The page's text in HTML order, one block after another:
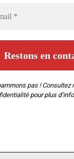
pas ! Consultez
pour plus